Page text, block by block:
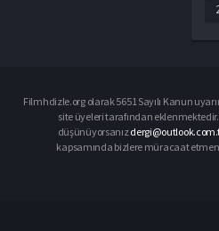
Filmhdizle.org olarak 5651 Sayılı Kanun
site üyeleri tarafından
düşünüyorsanız
kapsamında bizlere müracaat